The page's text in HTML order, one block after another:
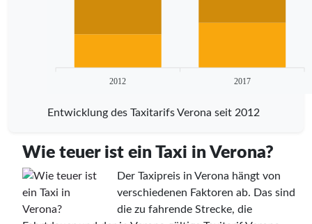
2012 2017
Entwicklung des Taxitarifs Verona seit 2012
Wie teuer ist ein Taxi in Verona?
Der Taxipreis in Verona hängt von
verschiedenen Faktoren ab. Das sind
die zu fahrende Strecke, die